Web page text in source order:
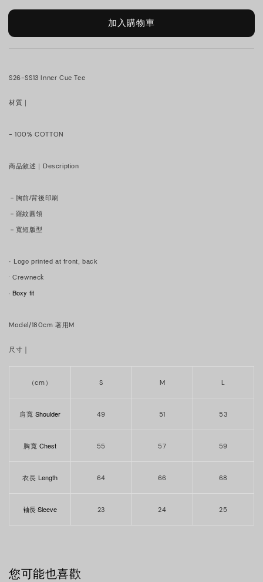
加入購物車
S26-SS13 Inner Cue Tee
材質｜
- 100% COTTON
商品敘述｜Description
－胸前/背後印刷
－羅紋圓領
－寬短版型
· Logo printed at front, back
·Crewneck
· Boxy fit
Model/180cm 著用M
尺寸 ｜
（cm） S M L
肩寬 Shoulder 49 51 53
胸寬 Chest 55 57 59
衣長 Length 64 66 68
袖長 Sleeve 23 24 25
您可能也喜歡